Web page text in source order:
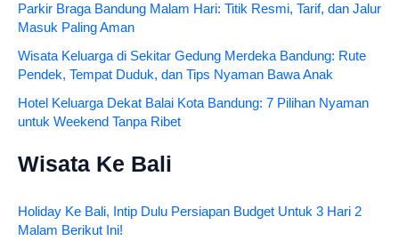
Parkir Braga Bandung Malam Hari: Titik Resmi, Tarif, dan Jalur
Masuk Paling Aman
Wisata Keluarga di Sekitar Gedung Merdeka Bandung: Rute
Pendek, Tempat Duduk, dan Tips Nyaman Bawa Anak
Hotel Keluarga Dekat Balai Kota Bandung: 7 Pilihan Nyaman
untuk Weekend Tanpa Ribet
Wisata Ke Bali
Holiday Ke Bali, Intip Dulu Persiapan Budget Untuk 3 Hari 2
Malam Berikut Ini!